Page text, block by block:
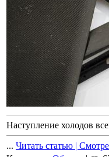
Наступление холодов
... Читать статью |